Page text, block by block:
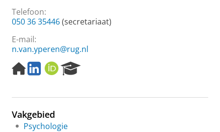
Telefoon:
050 36 35446(secretariaat)
E-mail:
n.van.yperen@rug.nl
H
o
e
a
g
L
i
k
d
i
O
R
I
e
Vakgebied
Psychologie